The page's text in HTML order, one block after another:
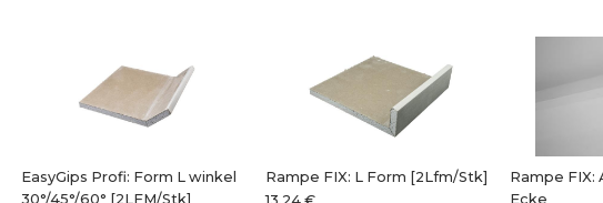
EasyGips Profi: Form L winkel
30°/45°/60° [2LFM/Stk]
Rampe FIX: L Form [2Lfm/Stk]
Rampe FIX:
Ecke